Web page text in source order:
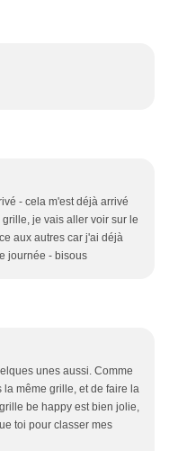
- cela m'est déjà arrivé
je vais aller voir sur le
aux autres car j'ai déjà
journée - bisous
unes aussi. Comme
la même grille, et de faire la
be happy est bien jolie,
toi pour classer mes